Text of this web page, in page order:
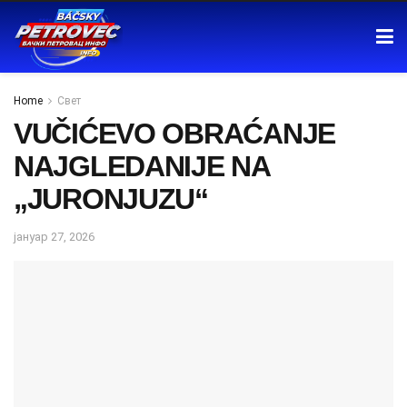
Home Свет
VUČIĆEVO OBRAĆANJE
NAJGLEDANIJE NA
„JURONJUZU“
јануар 27, 2026